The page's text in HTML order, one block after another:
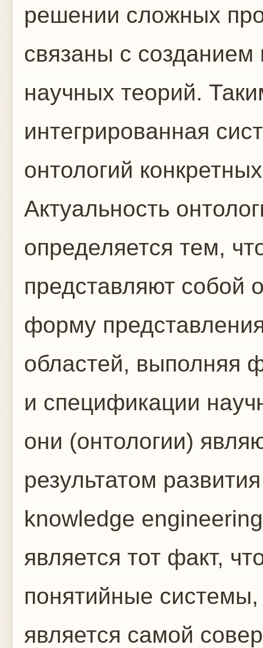
решении сложных
связаны с созданием
научных теорий.
интегрированная
онтологий
Актуальность
определяется тем,
представляют собой
форму
областей, выполняя
и спецификации
они (онтологии)
результатом
knowledge
является тот факт,
понятийные
является самой